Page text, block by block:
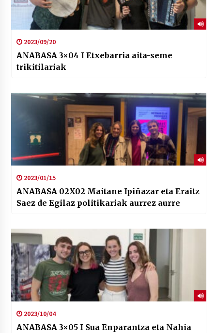
2023/09/20
ANABASA 3×04 I Etxebarria aita-seme
trikitilariak
2023/01/15
ANABASA 02X02 Maitane Ipiñazar eta Eraitz
Saez de Egilaz politikariak aurrez aurre
2023/10/04
ANABASA 3×05 I Sua Enparantza eta Nahia